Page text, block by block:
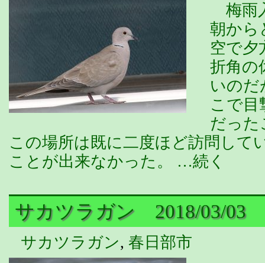
梅雨
朝から
空で
折角の
いの
こで目
だっ
この場所は既に二度ほど訪問して
ことが出来なかった。 …続く
サカツラガン 2018/03/03
サカツラガン, 春日部市